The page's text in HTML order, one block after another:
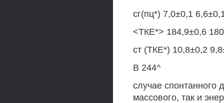
сг(пц*) 7,0±0,1
<ТКЕ*> 184,9±0,6
ст (ТКЕ*) 10,8±0,2
В 244^
случае спонтанного
массового, так и